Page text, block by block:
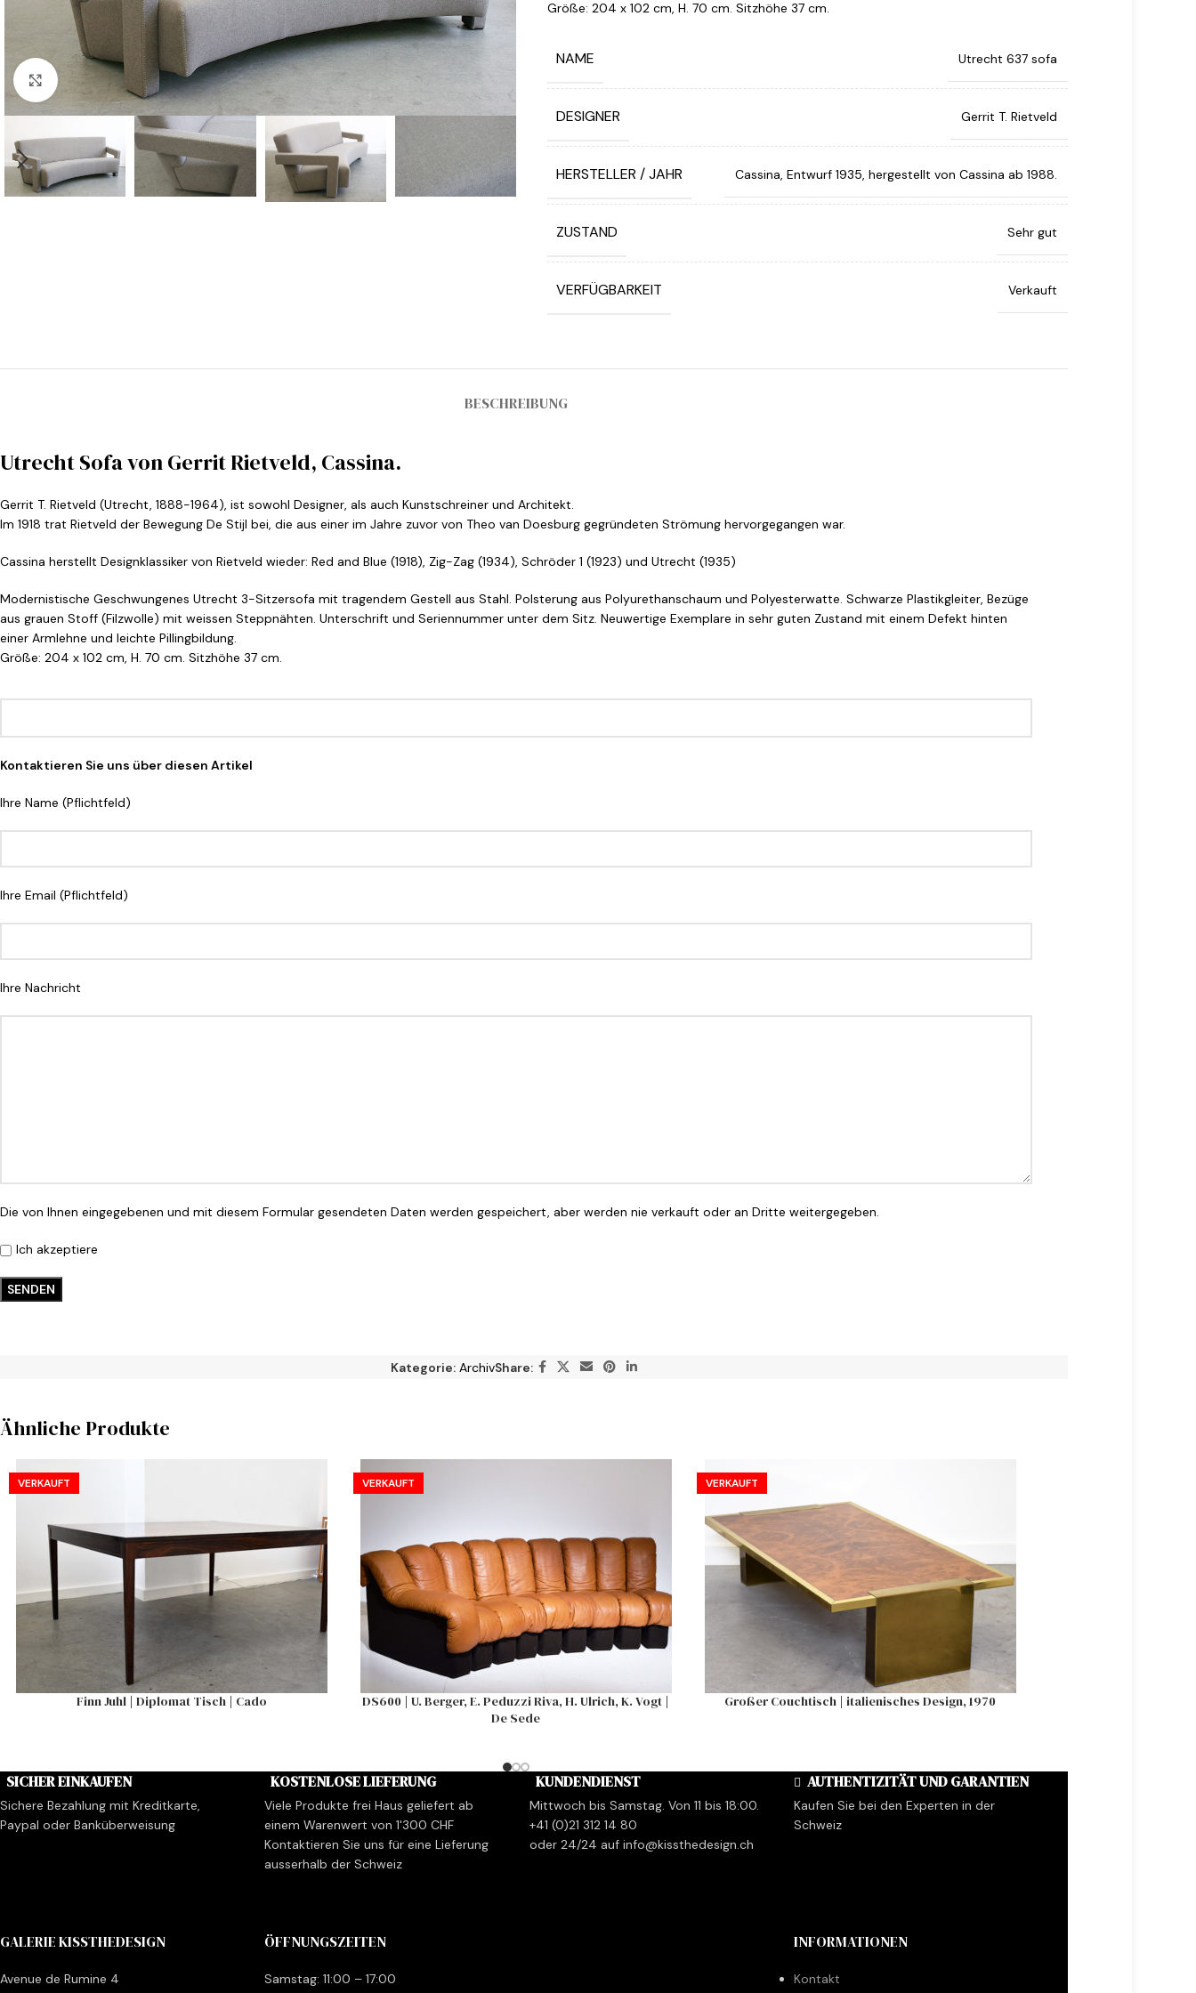
Klicken zu vergrößern
Größe: 204 x 102 cm, H. 70 cm. Sitzhöhe 37 cm.
NAME Utrecht 637 sofa
DESIGNER Gerrit T. Rietveld
HERSTELLER / JAHR Cassina, Entwurf 1935, hergestellt von Cassina ab 1988.
ZUSTAND Sehr gut
VERFÜGBARKEIT Verkauft
BESCHREIBUNG
Utrecht Sofa von Gerrit Rietveld, Cassina.
Gerrit T. Rietveld (Utrecht, 1888-1964), ist sowohl Designer, als auch Kunstschreiner und Architekt.
Im 1918 trat Rietveld der Bewegung De Stijl bei, die aus einer im Jahre zuvor von Theo van Doesburg gegründeten Strömung hervorgegangen war.
Cassina herstellt Designklassiker von Rietveld wieder: Red and Blue (1918), Zig-Zag (1934), Schröder 1 (1923) und Utrecht (1935)
Modernistische Geschwungenes Utrecht 3-Sitzersofa mit tragendem Gestell aus Stahl. Polsterung aus Polyurethanschaum und Polyesterwatte. Schwarze Plastikgleiter, Bezüge
aus grauen Stoff (Filzwolle) mit weissen Steppnähten. Unterschrift und Seriennummer unter dem Sitz. Neuwertige Exemplare in sehr guten Zustand mit einem Defekt hinten
einer Armlehne und leichte Pillingbildung.
Größe: 204 x 102 cm, H. 70 cm. Sitzhöhe 37 cm.
Kontaktieren Sie uns über diesen Artikel
Ihre Name (Pflichtfeld)
Ihre Email (Pflichtfeld)
Ihre Nachricht
Die von Ihnen eingegebenen und mit diesem Formular gesendeten Daten werden gespeichert, aber werden nie verkauft oder an Dritte weitergegeben.
Ich akzeptiere
Kategorie: ArchivShare:
Ähnliche Produkte
VERKAUFT
Finn Juhl | Diplomat Tisch | Cado
VERKAUFT
DS600 | U. Berger, E. Peduzzi Riva, H. Ulrich, K. Vogt |
De Sede
VERKAUFT
Großer Couchtisch | italienisches Design, 1970
SICHER EINKAUFEN
Sichere Bezahlung mit Kreditkarte,
Paypal oder Banküberweisung
KOSTENLOSE LIEFERUNG
Viele Produkte frei Haus geliefert ab
einem Warenwert von 1'300 CHF
Kontaktieren Sie uns für eine Lieferung
ausserhalb der Schweiz
KUNDENDIENST
Mittwoch bis Samstag. Von 11 bis 18:00.
+41 (0)21 312 14 80
oder 24/24 auf info@kissthedesign.ch
AUTHENTIZITÄT UND GARANTIEN
Kaufen Sie bei den Experten in der
Schweiz
GALERIE KISSTHEDESIGN
Avenue de Rumine 4
ÖFFNUNGSZEITEN
Samstag: 11:00 – 17:00
INFORMATIONEN
Kontakt